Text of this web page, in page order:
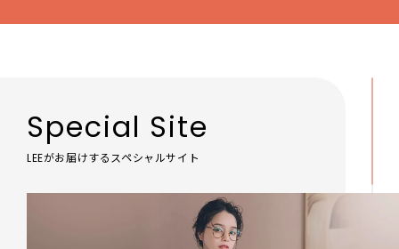
Special Site
LEEがお届けするスペシャルサイト